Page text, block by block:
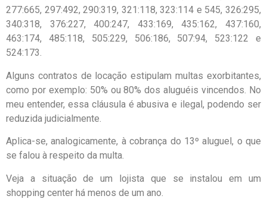
277:665, 297:492, 290:319, 321:118, 323:114 e 545, 326:295,
340:318, 376:227, 400:247, 433:169, 435:162, 437:160,
463:174, 485:118, 505:229, 506:186, 507:94, 523:122 e
524:173.
Alguns contratos de locação estipulam multas exorbitantes,
como por exemplo: 50% ou 80% dos aluguéis vincendos. No
meu entender, essa cláusula é abusiva e ilegal, podendo ser
reduzida judicialmente.
Aplica-se, analogicamente, à cobrança do 13º aluguel, o que
se falou à respeito da multa.
Veja a situação de um lojista que se instalou em um
shopping center há menos de um ano.